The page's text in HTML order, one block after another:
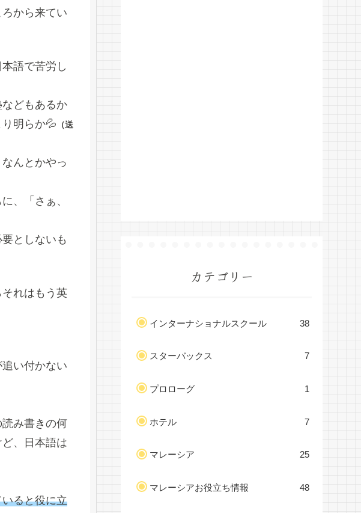
から来てい
語で苦労し
どもあるか
明らか💦 （送
んとかやっ
、「さぁ、
としないも
れはもう英
い付かない
み書きの何
、日本語は
ると役に立
カテゴリー
インターナショナルスクール 38
スターバックス 7
プロローグ 1
ホテル 7
マレーシア 25
マレーシアお役立ち情報 48